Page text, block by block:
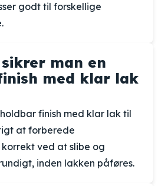
godt til forskellige
man en
med klar lak
finish med klar lak til
at forberede
ved at slibe og
inden lakken påføres.